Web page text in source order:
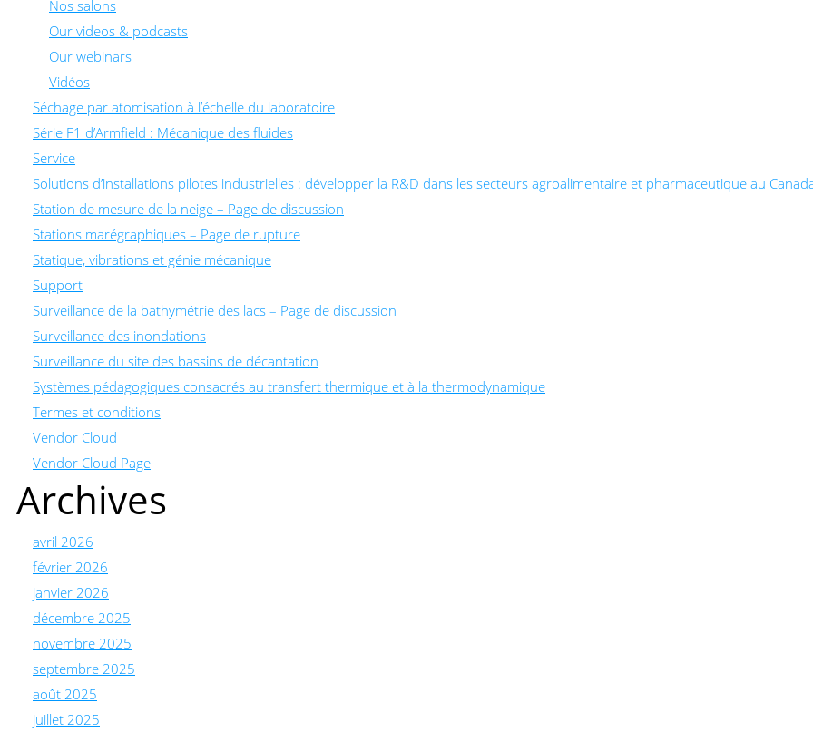
Nos salons
Our videos & podcasts
Our webinars
Vidéos
Séchage par atomisation à l’échelle du laboratoire
Série F1 d’Armfield : Mécanique des fluides
Service
Solutions d’installations pilotes industrielles : développer la R&D dans les secteurs agroalimentaire et pharmaceutique au
Station de mesure de la neige – Page de discussion
Stations marégraphiques – Page de rupture
Statique, vibrations et génie mécanique
Support
Surveillance de la bathymétrie des lacs – Page de discussion
Surveillance des inondations
Surveillance du site des bassins de décantation
Systèmes pédagogiques consacrés au transfert thermique et à la thermodynamique
Termes et conditions
Vendor Cloud
Vendor Cloud Page
Archives
avril 2026
février 2026
janvier 2026
décembre 2025
novembre 2025
septembre 2025
août 2025
juillet 2025